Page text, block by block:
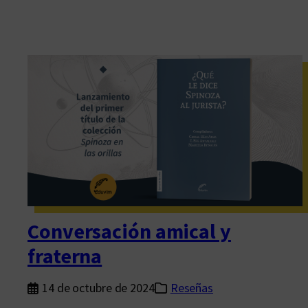
Conversación amical y
fraterna
14 de octubre de 2024 Reseñas